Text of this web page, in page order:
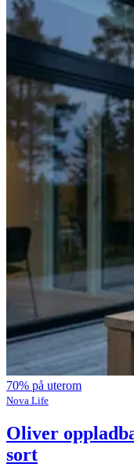
70% på uterom
Nova Life
Oliver
sort